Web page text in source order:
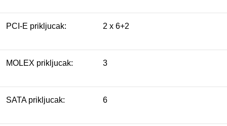
PCI-E prikljucak: 2 x 6+2
MOLEX prikljucak: 3
SATA prikljucak: 6